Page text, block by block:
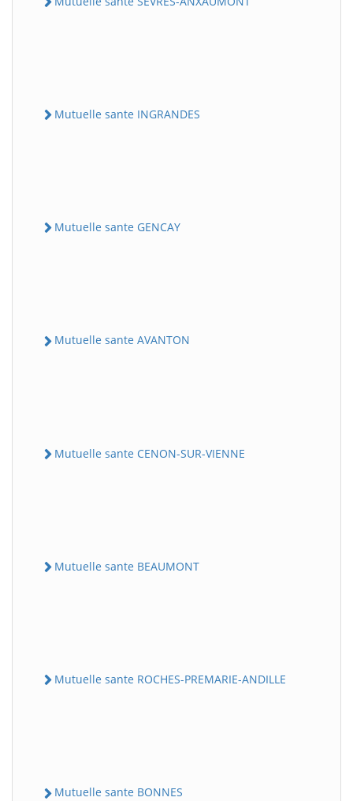
Mutuelle sante INGRANDES
Mutuelle sante GENCAY
Mutuelle sante AVANTON
Mutuelle sante CENON-SUR-VIENNE
Mutuelle sante BEAUMONT
Mutuelle sante ROCHES-PREMARIE-ANDILLE
Mutuelle sante BONNES